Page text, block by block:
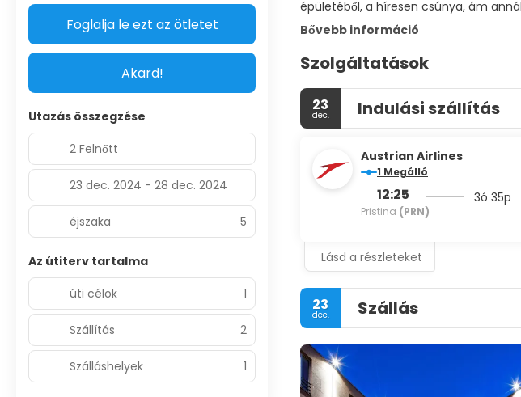
Bővebb információ
Szolgáltatások
23
dec. Indulási szállítás
Austrian Airlines
1 Megálló
12:25
Pristina (PRN)
3ó 35p
Lásd a részleteket
23
dec. Szállás
Foglalja le ezt az ötletet
Akard!
Utazás összegzése
2 Felnőtt
23 dec. 2024 - 28 dec. 2024
éjszaka 5
Az útiterv tartalma
úti célok
1
Szállítás 2
Szálláshelyek 1